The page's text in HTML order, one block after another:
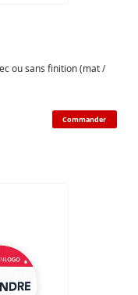
ou sans finition (mat /
Commander